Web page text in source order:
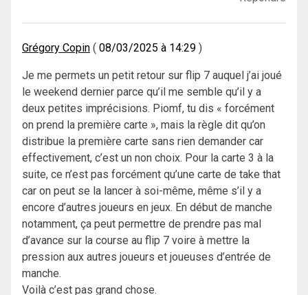
Grégory Copin 08/03/2025 à 14:29
Je me permets un petit retour sur flip 7 auquel j’ai joué
le weekend dernier parce qu’il me semble qu’il y a
deux petites imprécisions. Piomf, tu dis « forcément
on prend la première carte », mais la règle dit qu’on
distribue la première carte sans rien demander car
effectivement, c’est un non choix. Pour la carte 3 à la
suite, ce n’est pas forcément qu’une carte de take that
car on peut se la lancer à soi-même, même s’il y a
encore d’autres joueurs en jeux. En début de manche
notamment, ça peut permettre de prendre pas mal
d’avance sur la course au flip 7 voire à mettre la
pression aux autres joueurs et joueuses d’entrée de
manche.
Voilà c’est pas grand chose.